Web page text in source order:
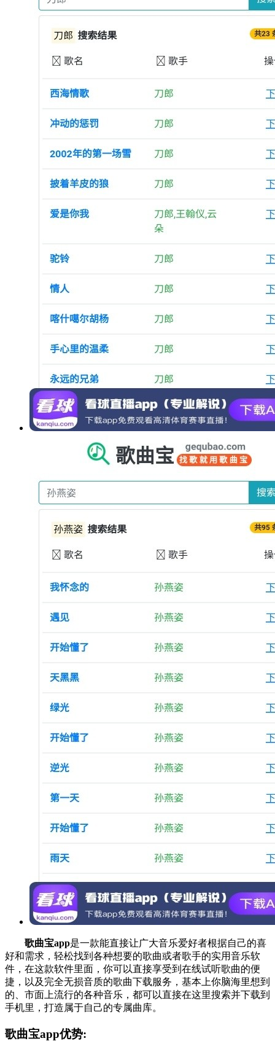
歌曲宝app是一款能直接让广大音乐爱好者根据自己的喜
好和需求，轻松找到各种想要的歌曲或者歌手的实用音乐软
件，在这款软件里面，你可以直接享受到在线试听歌曲的便
捷，以及完全无损音质的歌曲下载服务，基本上你脑海里想到
的、市面上流行的各种音乐，都可以直接在这里搜索并下载到
手机里，打造属于自己的专属曲库。
歌曲宝app优势: